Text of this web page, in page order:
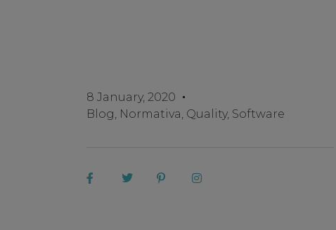
8 January, 2020
Blog Normativa Quality, Software